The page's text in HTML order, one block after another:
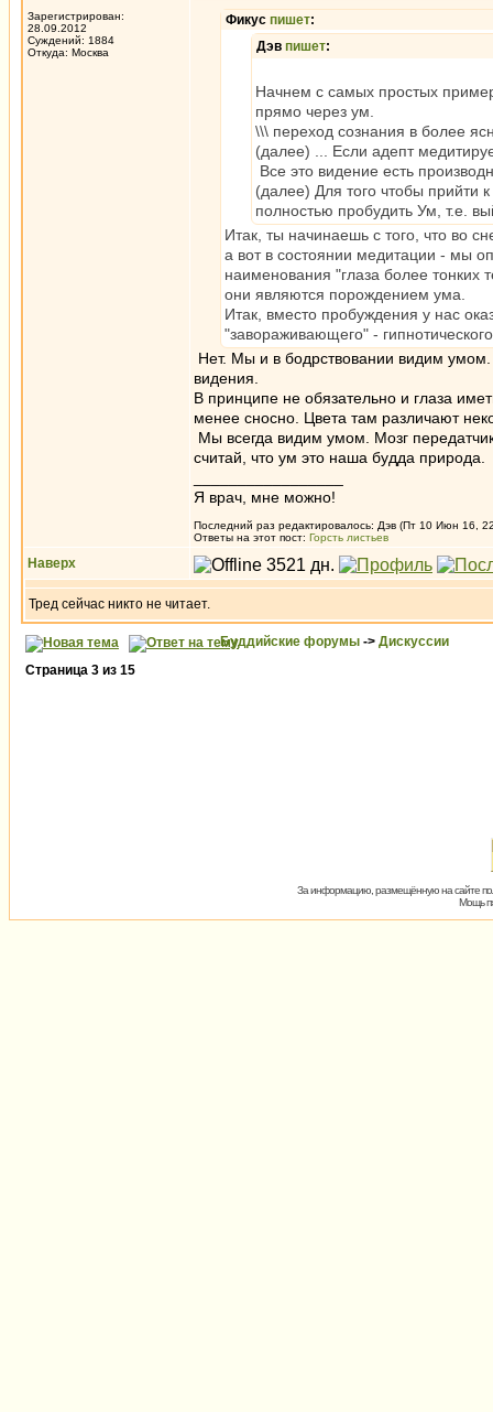
Зарегистрирован:
28.09.2012
Суждений: 1884
Откуда: Москва
Фикус пишет:
Дэв пишет:
Начнем с самых простых
прямо через ум.
\\\ переход сознания в более
(далее) ... Если адепт
Все это видение есть
(далее) Для того чтобы прийти
полностью пробудить Ум, т.е.
Итак, ты начинаешь с того, что во
а вот в состоянии медитации - мы
наименования "глаза более
они являются порождением ума.
Итак, вместо пробуждения у нас
"завораживающего" -
Нет. Мы и в бодрствовании видим
видения.
В принципе не обязательно и глаза
менее сносно. Цвета там различают
Мы всегда видим умом. Мозг
считай, что ум это наша будда природа.
Я врач, мне можно!
Последний раз редактировалось: Дэв (Пт 10 Июн 16,
Ответы на этот пост: Горсть листьев
Наверх
Тред сейчас никто не читает.
Буддийские форумы -> Дискуссии
Страница 3 из 15
За информацию, размещённую на сайте
Мощь